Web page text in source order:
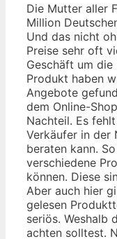
Die Mutter aller
Million
Und das nicht
Preise sehr oft
Geschäft um die
Produkt haben
Angebote
dem Online-
Nachteil. Es
Verkäufer in der
beraten kann.
verschiedene
können. Diese
Aber auch hier
gelesen
seriös. Weshalb
achten solltest.